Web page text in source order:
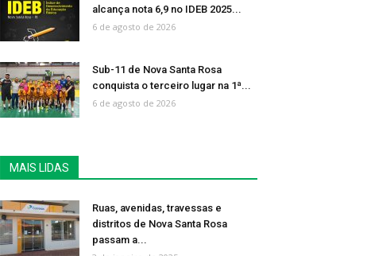
alcança nota 6,9 no IDEB 2025...
6 de agosto de 2026
Sub-11 de Nova Santa Rosa
conquista o terceiro lugar na 1ª...
6 de agosto de 2026
MAIS LIDAS
Ruas, avenidas, travessas e
distritos de Nova Santa Rosa
passam a...